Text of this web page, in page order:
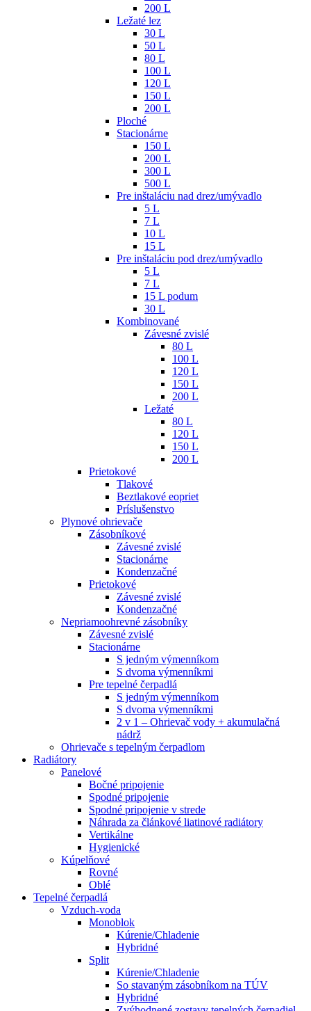
200 L
Ležaté lez
30 L
50 L
80 L
100 L
120 L
150 L
200 L
Ploché
Stacionárne
150 L
200 L
300 L
500 L
Pre inštaláciu nad drez/umývadlo
5 L
7 L
10 L
15 L
Pre inštaláciu pod drez/umývadlo
5 L
7 L
15 L podum
30 L
Kombinované
Závesné zvislé
80 L
100 L
120 L
150 L
200 L
Ležaté
80 L
120 L
150 L
200 L
Prietokové
Tlakové
Beztlakové eopriet
Príslušenstvo
Plynové ohrievače
Zásobníkové
Závesné zvislé
Stacionárne
Kondenzačné
Prietokové
Závesné zvislé
Kondenzačné
Nepriamoohrevné zásobníky
Závesné zvislé
Stacionárne
S jedným výmenníkom
S dvoma výmenníkmi
Pre tepelné čerpadlá
S jedným výmenníkom
S dvoma výmenníkmi
2 v 1 – Ohrievač vody + akumulačná
nádrž
Ohrievače s tepelným čerpadlom
Radiátory
Panelové
Bočné pripojenie
Spodné pripojenie
Spodné pripojenie v strede
Náhrada za článkové liatinové radiátory
Vertikálne
Hygienické
Kúpelňové
Rovné
Oblé
Tepelné čerpadlá
Vzduch-voda
Monoblok
Kúrenie/Chladenie
Hybridné
Split
Kúrenie/Chladenie
So stavaným zásobníkom na TÚV
Hybridné